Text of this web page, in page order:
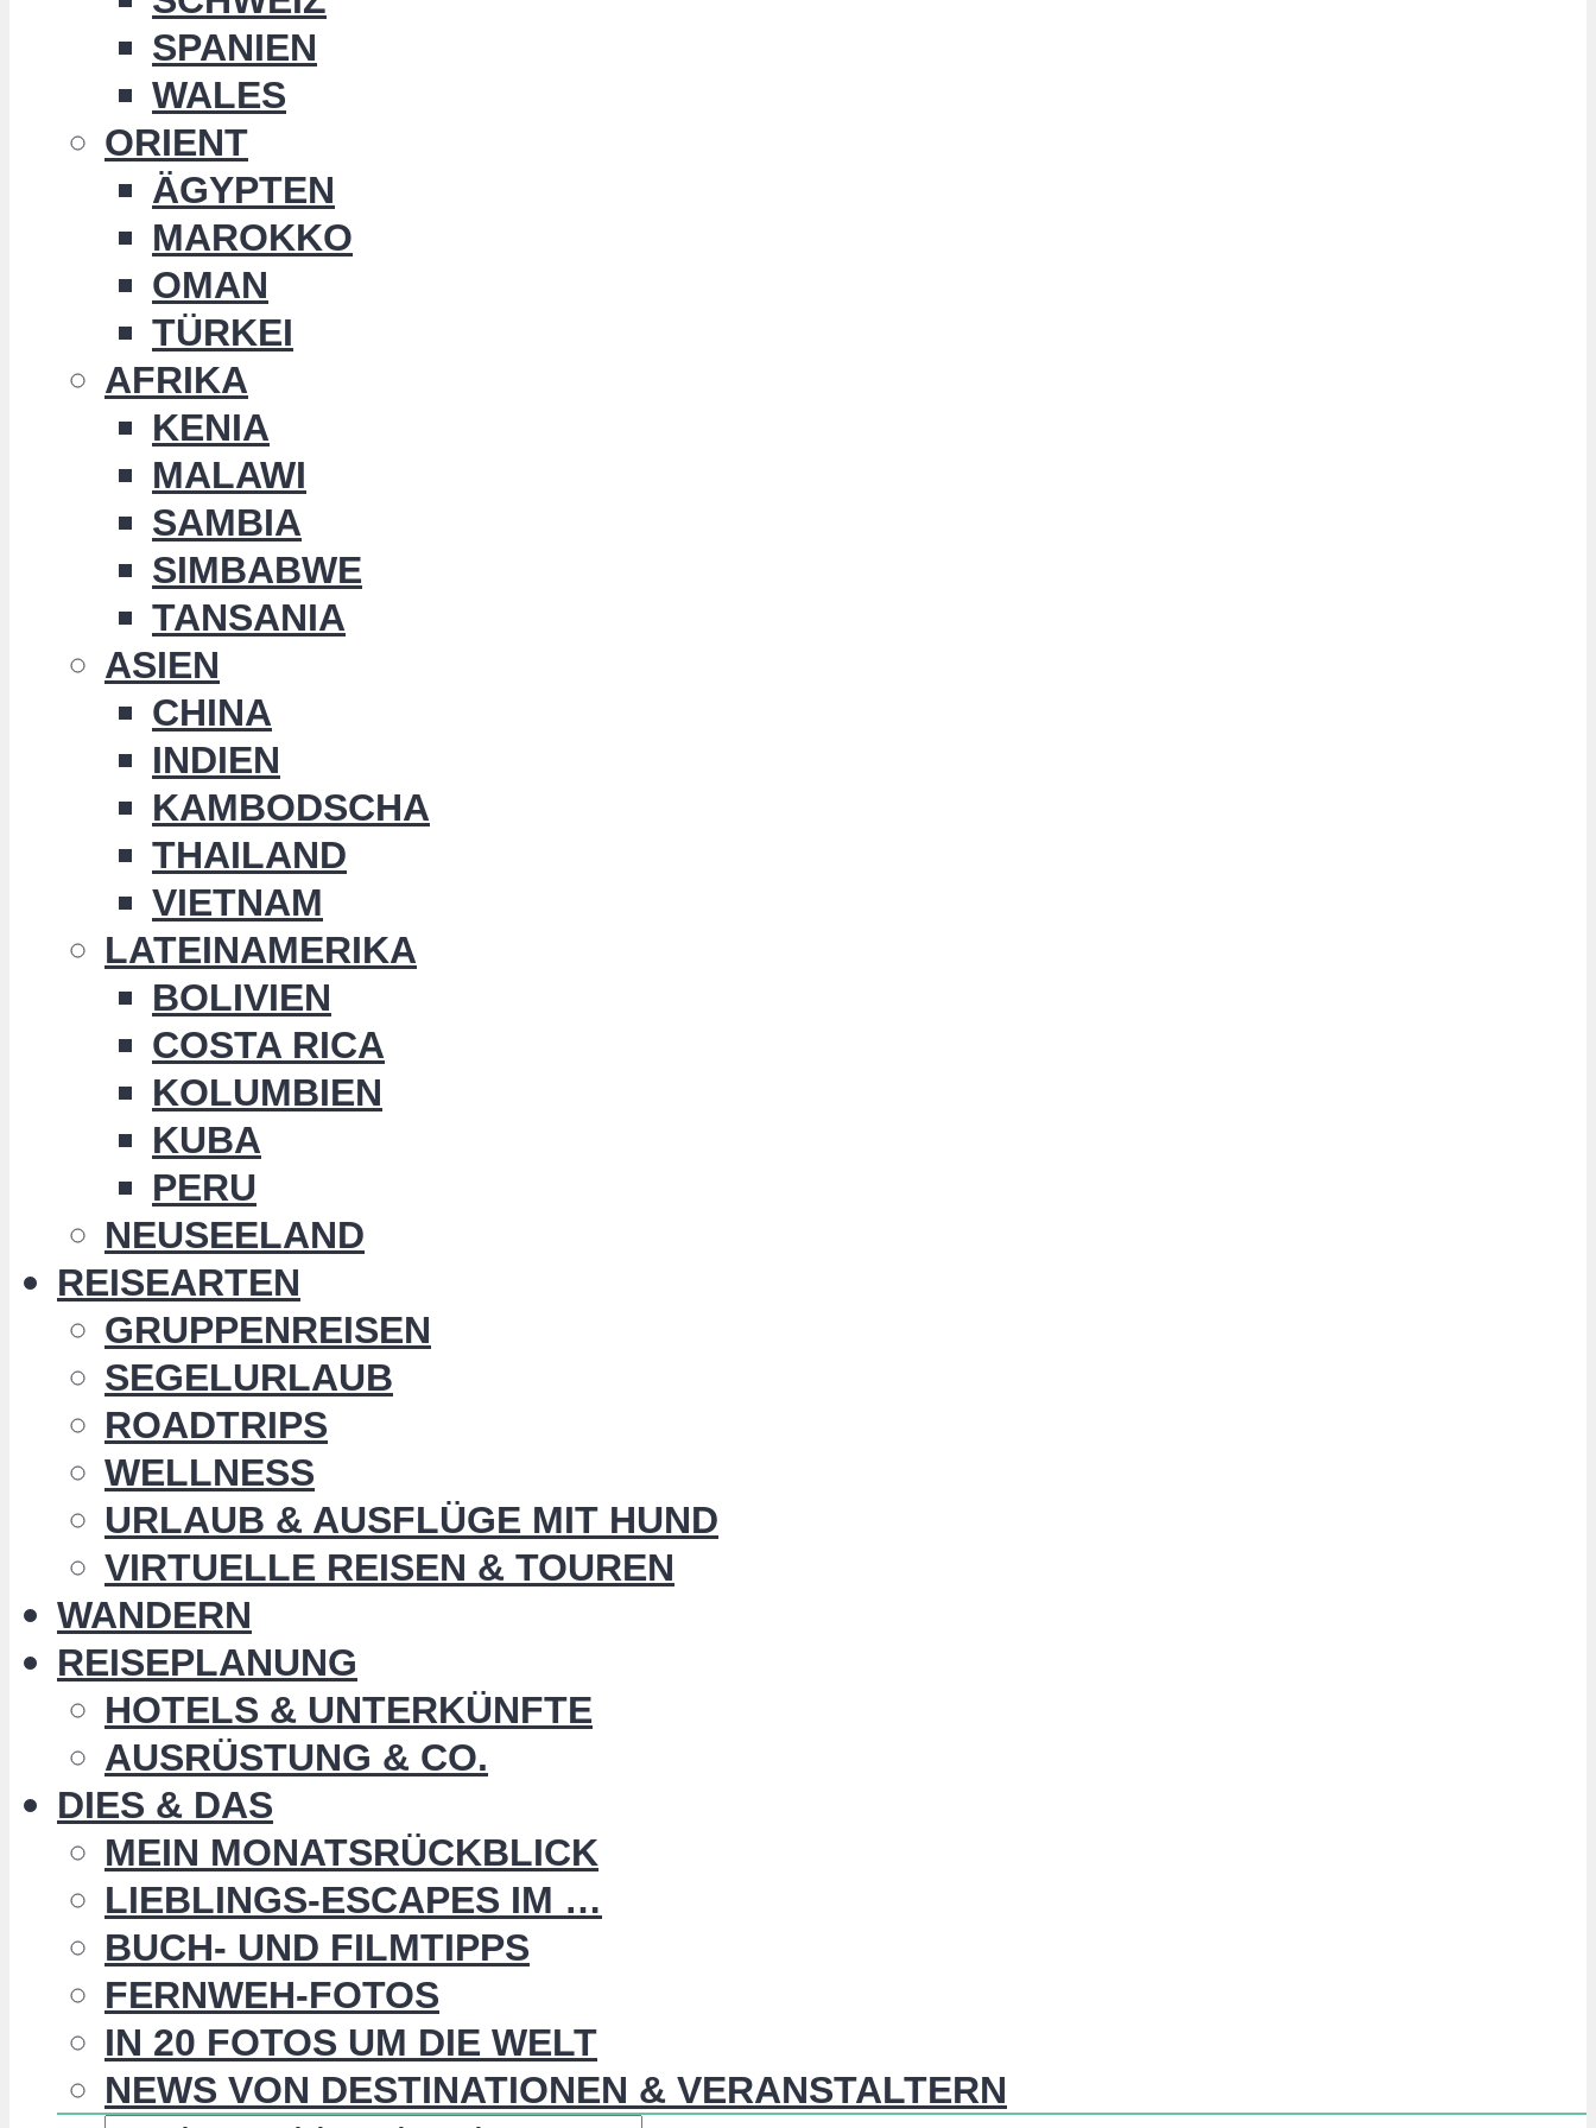
SPANIEN
WALES
ORIENT
ÄGYPTEN
MAROKKO
OMAN
TÜRKEI
AFRIKA
KENIA
MALAWI
SAMBIA
SIMBABWE
TANSANIA
ASIEN
CHINA
INDIEN
KAMBODSCHA
THAILAND
VIETNAM
LATEINAMERIKA
BOLIVIEN
COSTA RICA
KOLUMBIEN
KUBA
PERU
NEUSEELAND
REISEARTEN
GRUPPENREISEN
SEGELURLAUB
ROADTRIPS
WELLNESS
URLAUB & AUSFLÜGE MIT HUND
VIRTUELLE REISEN & TOUREN
WANDERN
REISEPLANUNG
HOTELS & UNTERKÜNFTE
AUSRÜSTUNG & CO.
DIES & DAS
MEIN MONATSRÜCKBLICK
LIEBLINGS-ESCAPES IM …
BUCH- UND FILMTIPPS
FERNWEH-FOTOS
IN 20 FOTOS UM DIE WELT
NEWS VON DESTINATIONEN & VERANSTALTERN